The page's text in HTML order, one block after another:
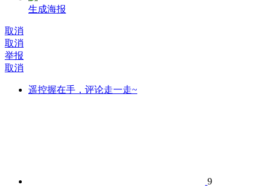
生成海报
取消
取消
举报
取消
遥控握在手，评论走一走~
9